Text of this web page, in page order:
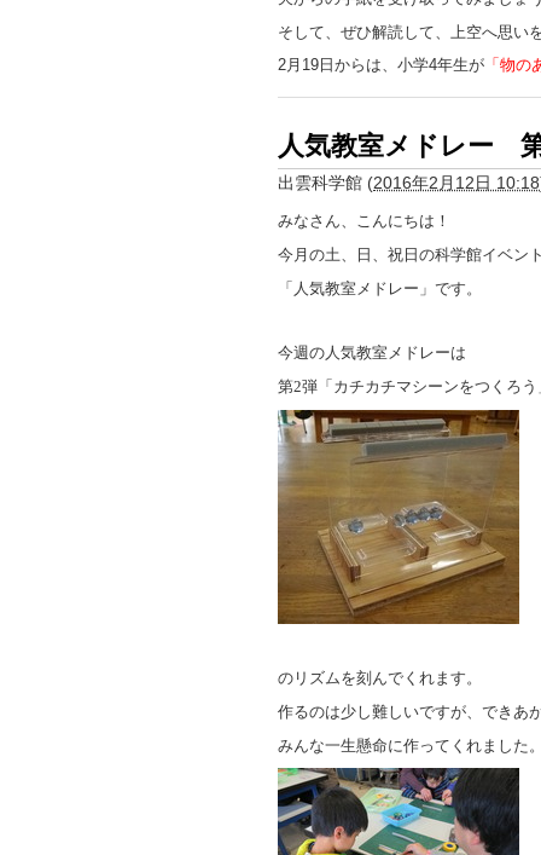
そして、ぜひ解読して、上空へ思い
2月19日からは、小学4年生が 「物の
人気教室メドレー
出雲科学館 (2016年2月12日 10:18
みなさん、こんにちは！
今月の土、日、祝日の科学館イベン
「人気教室メドレー」です。
今週の人気教室メドレーは
第2弾「カチカチマシーンをつくろ
のリズムを刻んでくれます。
作るのは少し難しいですが、できあ
みんな一生懸命に作ってくれました